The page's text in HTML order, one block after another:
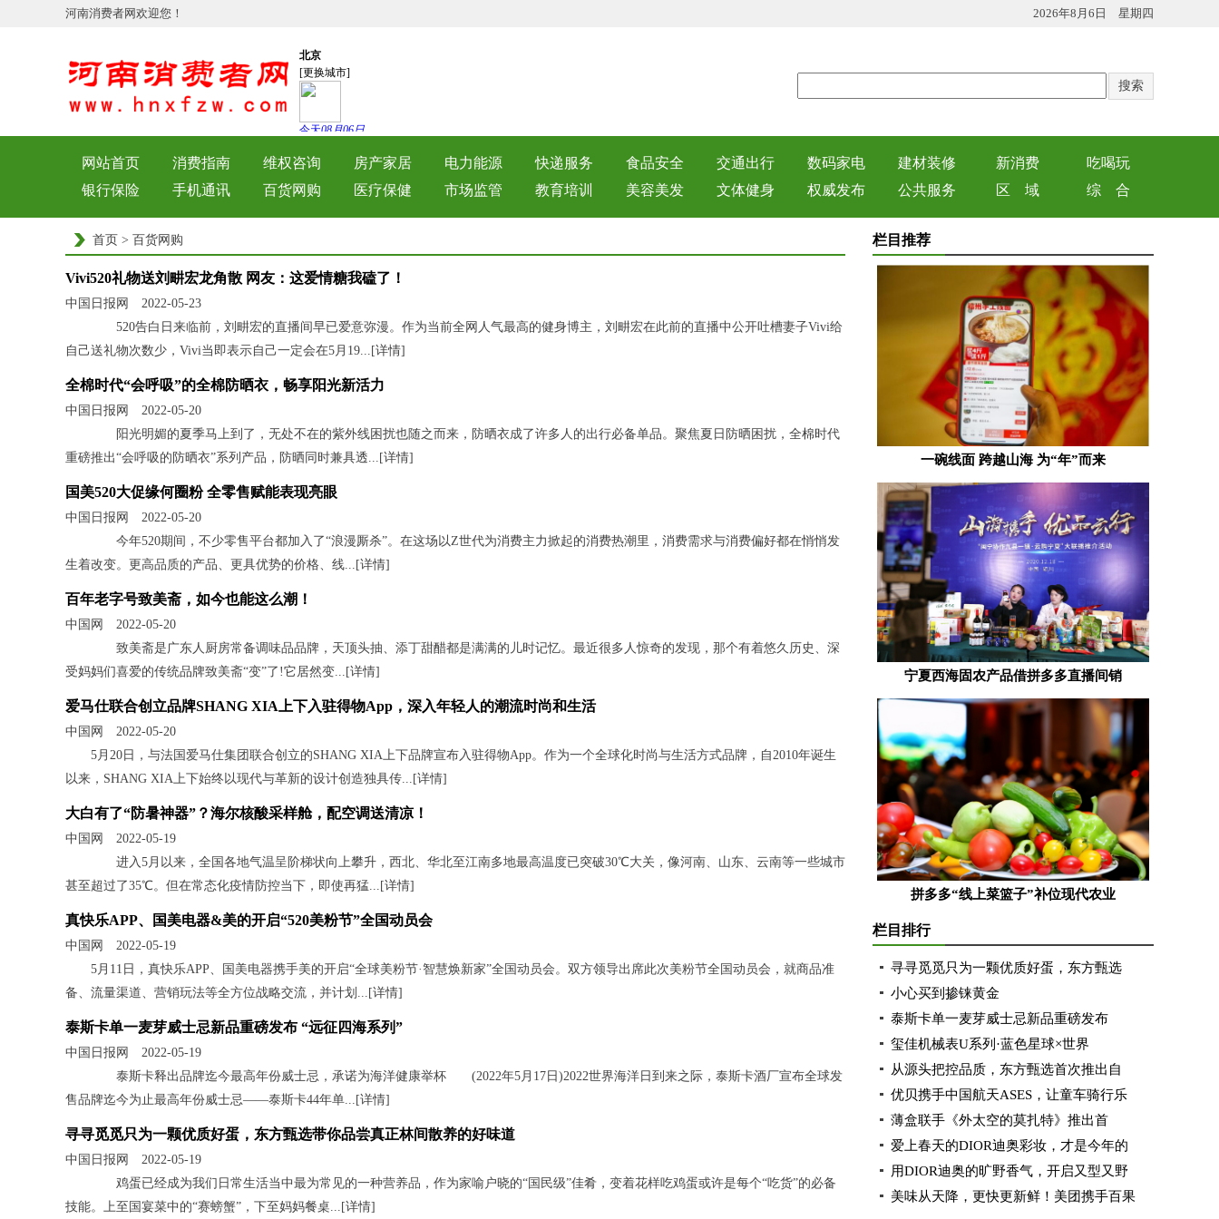
河南消费者网欢迎您！ 2026年8月6日 星期四
网站首页 消费指南 维权咨询 房产家居 电力能源 快递服务 食品安全 交通出行 数码家电 建材装修 新消费
吃喝玩
银行保险
手机通讯 百货网购 医疗保健 市场监管 教育培训 美容美发 文体健身 权威发布 公共服务 区 域 综 合
首页 > 百货网购
Vivi520礼物送刘畊宏龙角散 网友：这爱情糖我磕了！
中国日报网 2022-05-23
520告白日来临前，刘畊宏的直播间早已爱意弥漫。作为当前全网人气最高的健身博主，刘畊宏在此前的直播中公开吐槽妻子Vivi给
自己送礼物次数少，Vivi当即表示自己一定会在5月19...[详情]
全棉时代“会呼吸”的全棉防晒衣，畅享阳光新活力
中国日报网 2022-05-20
阳光明媚的夏季马上到了，无处不在的紫外线困扰也随之而来，防晒衣成了许多人的出行必备单品。聚焦夏日防晒困扰，全棉时代
重磅推出“会呼吸的防晒衣”系列产品，防晒同时兼具透...[详情]
国美520大促缘何圈粉 全零售赋能表现亮眼
中国日报网 2022-05-20
今年520期间，不少零售平台都加入了“浪漫厮杀”。在这场以Z世代为消费主力掀起的消费热潮里，消费需求与消费偏好都在悄悄发
生着改变。更高品质的产品、更具优势的价格、线...[详情]
百年老字号致美斋，如今也能这么潮！
中国网 2022-05-20
致美斋是广东人厨房常备调味品品牌，天顶头抽、添丁甜醋都是满满的儿时记忆。最近很多人惊奇的发现，那个有着悠久历史、深
受妈妈们喜爱的传统品牌致美斋“变”了!它居然变...[详情]
爱马仕联合创立品牌SHANG XIA上下入驻得物App，深入年轻人的潮流时尚和生活
中国网 2022-05-20
5月20日，与法国爱马仕集团联合创立的SHANG XIA上下品牌宣布入驻得物App。作为一个全球化时尚与生活方式品牌，自2010年诞生
以来，SHANG XIA上下始终以现代与革新的设计创造独具传...[详情]
大白有了“防暑神器”？海尔核酸采样舱，配空调送清凉！
中国网 2022-05-19
进入5月以来，全国各地气温呈阶梯状向上攀升，西北、华北至江南多地最高温度已突破30℃大关，像河南、山东、云南等一些城市
甚至超过了35℃。但在常态化疫情防控当下，即使再猛...[详情]
真快乐APP、国美电器&美的开启“520美粉节”全国动员会
中国网 2022-05-19
5月11日，真快乐APP、国美电器携手美的开启“全球美粉节·智慧焕新家”全国动员会。双方领导出席此次美粉节全国动员会，就商品准
备、流量渠道、营销玩法等全方位战略交流，并计划...[详情]
泰斯卡单一麦芽威士忌新品重磅发布 “远征四海系列”
中国日报网 2022-05-19
泰斯卡释出品牌迄今最高年份威士忌，承诺为海洋健康举杯 (2022年5月17日)2022世界海洋日到来之际，泰斯卡酒厂宣布全球发
售品牌迄今为止最高年份威士忌——泰斯卡44年单...[详情]
寻寻觅觅只为一颗优质好蛋，东方甄选带你品尝真正林间散养的好味道
中国日报网 2022-05-19
鸡蛋已经成为我们日常生活当中最为常见的一种营养品，作为家喻户晓的“国民级”佳肴，变着花样吃鸡蛋或许是每个“吃货”的必备
技能。上至国宴菜中的“赛螃蟹”，下至妈妈餐桌...[详情]
栏目推荐
一碗线面 跨越山海 为“年”而来
宁夏西海固农产品借拼多多直播间销
拼多多“线上菜篮子”补位现代农业
栏目排行
寻寻觅觅只为一颗优质好蛋，东方甄选
小心买到掺铼黄金
泰斯卡单一麦芽威士忌新品重磅发布
玺佳机械表U系列·蓝色星球×世界
从源头把控品质，东方甄选首次推出自
优贝携手中国航天ASES，让童车骑行乐
薄盒联手《外太空的莫扎特》推出首
爱上春天的DIOR迪奥彩妆，才是今年的
用DIOR迪奥的旷野香气，开启又型又野
美味从天降，更快更新鲜！美团携手百果